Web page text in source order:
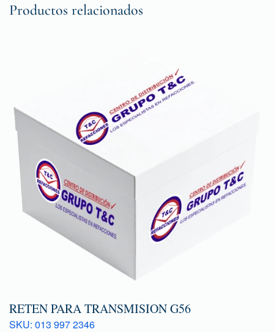
Productos relacionados
RETEN PARA TRANSMISION G56
SKU: 013 997 2346